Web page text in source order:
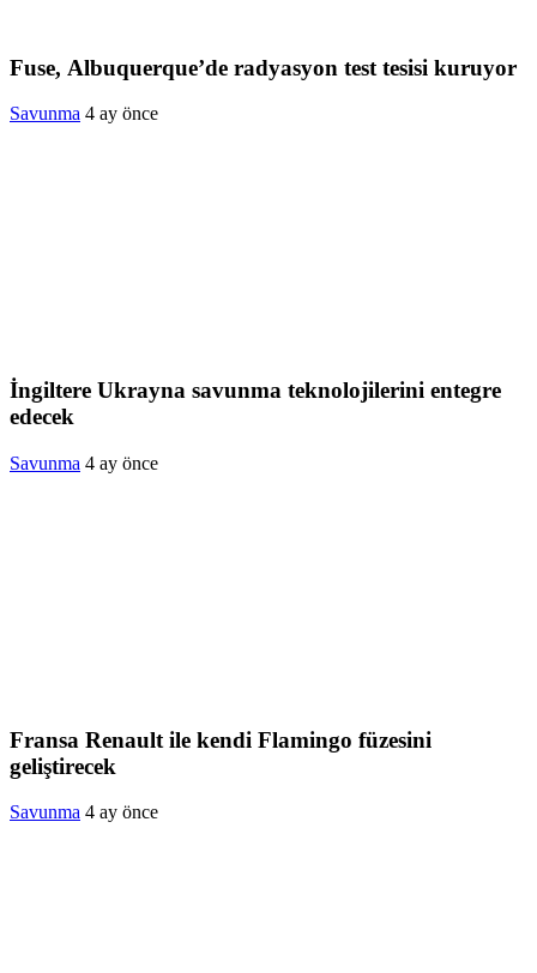
Fuse, Albuquerque’de radyasyon test tesisi kuruyor
Savunma 4 ay önce
İngiltere Ukrayna savunma teknolojilerini entegre
edecek
Savunma 4 ay önce
Fransa Renault ile kendi Flamingo füzesini
geliştirecek
Savunma 4 ay önce